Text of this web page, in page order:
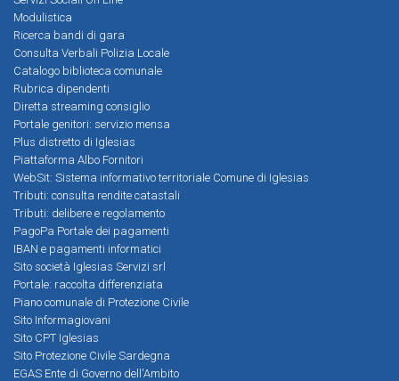
Modulistica
Ricerca bandi di gara
Consulta Verbali Polizia Locale
Catalogo biblioteca comunale
Rubrica dipendenti
Diretta streaming consiglio
Portale genitori: servizio mensa
Plus distretto di Iglesias
Piattaforma Albo Fornitori
WebSit: Sistema informativo territoriale Comune di Iglesias
Tributi: consulta rendite catastali
Tributi: delibere e regolamento
PagoPa Portale dei pagamenti
IBAN e pagamenti informatici
Sito società Iglesias Servizi srl
Portale: raccolta differenziata
Piano comunale di Protezione Civile
Sito Informagiovani
Sito CPT Iglesias
Sito Protezione Civile Sardegna
EGAS Ente di Governo dell'Ambito